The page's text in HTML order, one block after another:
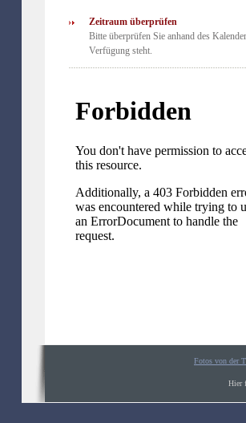
Zeitraum überprüfen
Bitte überprüfen Sie anhand des
Verfügung steht.
Fotos von der
Hier